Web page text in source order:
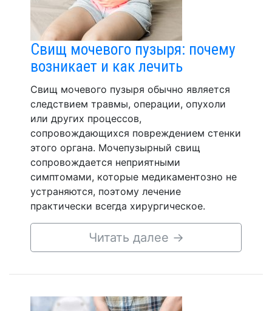
Свищ мочевого пузыря: почему
возникает и как лечить
Свищ мочевого пузыря обычно является
следствием травмы, операции, опухоли
или других процессов,
сопровождающихся повреждением стенки
этого органа. Мочепузырный свищ
сопровождается неприятными
симптомами, которые медикаментозно не
устраняются, поэтому лечение
практически всегда хирургическое.
Читать далее →